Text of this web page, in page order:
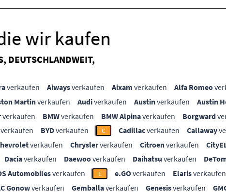
wir kaufen
DEUTSCHLANDWEIT,
verkaufen Aiwaysverkaufen Aixam verkaufen Alfa Romeo
Martinverkaufen Audiverkaufen Austinverkaufen Austin
verkaufen BMWverkaufen BMW Alpinaverkaufen Borgward
verkaufen BYDverkaufen C Cadillacverkaufen Callaway
verkaufen Chryslerverkaufen Citroenverkaufen
Daciaverkaufen Daewooverkaufen Daihatsu verkaufen
Automobilesverkaufen E e.GOverkaufen Elarisverkaufen
Gonowverkaufen Gemballaverkaufen Genesisverkaufen